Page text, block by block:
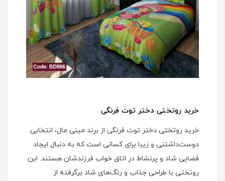
خرید روتختی دختر توت فرنگی
خرید روتختی دختر توت فرنگی از برند مینی‌ مال، انتخابی
دوست‌داشتنی و زیبا برای کسانی است که به دنبال ایجاد
فضایی شاد و پرنشاط در اتاق خواب فرزندشان هستند. این
روتختی با طراحی جذاب و رنگ‌های شاد برگرفته از